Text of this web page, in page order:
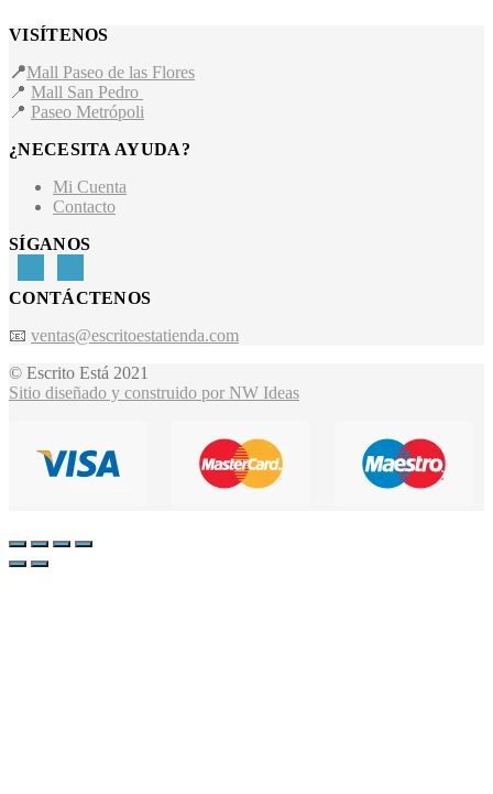
VISÍTENOS
📍Mall Paseo de las Flores
📍 Mall San Pedro
📍 Paseo Metrópoli
¿NECESITA AYUDA?
Mi Cuenta
Contacto
SÍGANOS
CONTÁCTENOS
📧 ventas@escritoestatienda.com
© Escrito Está 2021
Sitio diseñado y construido por NW Ideas